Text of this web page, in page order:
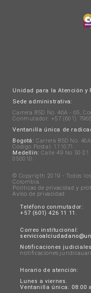
Unidad para la Atención y
Sede administrativa:
Carrera 85D No. 46A - 65,
Conmutador: +57 (601)
Ventanilla única de
Bogotá: Carrera 85D No.
Código Postal: 111071.
Medellín: Calle 49 No 50-
050010.
© Copyrigth 2019 - Todos
Colombia.
Políticas de privacidad y
Aviso de privacidad .
Teléfono conmutador:
+57 (601) 426 11 11.
Correo institucional:
Notificaciones
Horario de atención:
Lunes a viernes.
Ventanilla única: 08:00